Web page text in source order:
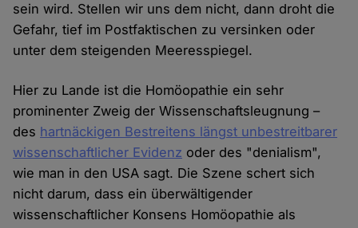
sein wird. Stellen wir uns dem nicht, dann droht die
Gefahr, tief im Postfaktischen zu versinken oder
unter dem steigenden Meeresspiegel.
Hier zu Lande ist die Homöopathie ein sehr
prominenter Zweig der Wissenschaftsleugnung –
des hartnäckigen Bestreitens längst unbestreitbarer
wissenschaftlicher Evidenz oder des "denialism",
wie man in den USA sagt. Die Szene schert sich
nicht darum, dass ein überwältigender
wissenschaftlicher Konsens Homöopathie als